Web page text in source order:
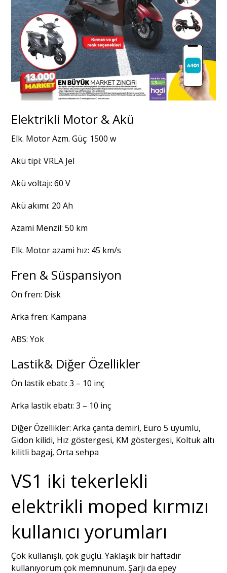
Elektrikli Motor & Akü
Elk. Motor Azm. Güç: 1500 w
Akü tipi: VRLA Jel
Akü voltajı: 60 V
Akü akımı: 20 Ah
Azami Menzil: 50 km
Elk. Motor azami hız: 45 km/s
Fren & Süspansiyon
Ön fren: Disk
Arka fren: Kampana
ABS: Yok
Lastik& Diğer Özellikler
Ön lastik ebatı: 3 – 10 inç
Arka lastik ebatı: 3 – 10 inç
Diğer Özellikler: Arka çanta demiri, Euro 5 uyumlu,
Gidon kilidi, Hız göstergesi, KM göstergesi, Koltuk altı
kilitli bagaj, Orta sehpa
VS1 iki tekerlekli
elektrikli moped kırmızı
kullanıcı yorumları
Çok kullanışlı, çok güçlü. Yaklaşık bir haftadır
kullanıyorum çok memnunum. Şarjı da epey